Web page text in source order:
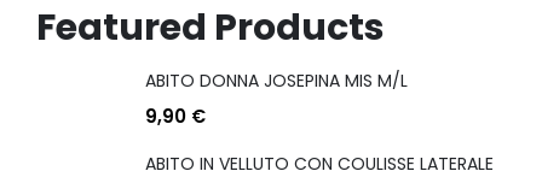
Featured Products
ABITO DONNA JOSEPINA MIS M/L
9,90 €
ABITO IN VELLUTO CON COULISSE LATERALE